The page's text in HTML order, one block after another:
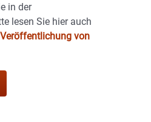
in der
lesen Sie hier auch
von